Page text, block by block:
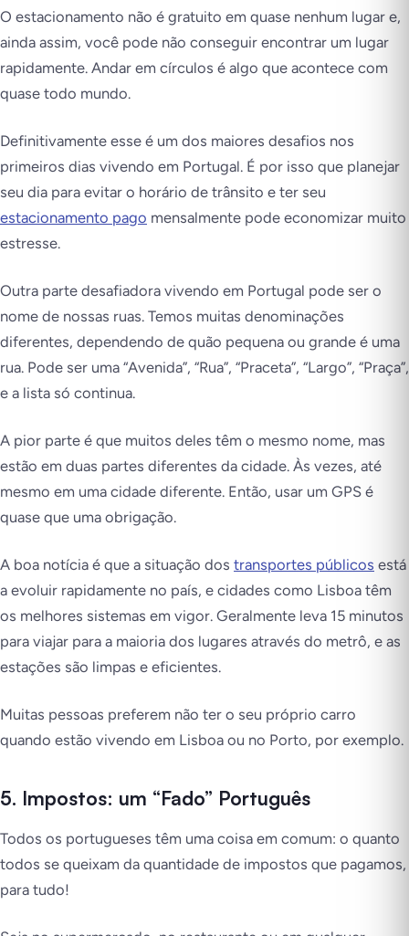
O estacionamento não é gratuito em quase nenhum lugar e,
ainda assim, você pode não conseguir encontrar um lugar
rapidamente. Andar em círculos é algo que acontece com
quase todo mundo.
Definitivamente esse é um dos maiores desafios nos
primeiros dias vivendo em Portugal. É por isso que planejar
seu dia para evitar o horário de trânsito e ter seu
estacionamento pago mensalmente pode economizar muito
estresse.
Outra parte desafiadora vivendo em Portugal pode ser o
nome de nossas ruas. Temos muitas denominações
diferentes, dependendo de quão pequena ou grande é uma
rua. Pode ser uma “Avenida”, “Rua”, “Praceta”, “Largo”, “Praça”,
e a lista só continua.
A pior parte é que muitos deles têm o mesmo nome, mas
estão em duas partes diferentes da cidade. Às vezes, até
mesmo em uma cidade diferente. Então, usar um GPS é
quase que uma obrigação.
A boa notícia é que a situação dos transportes públicos está
a evoluir rapidamente no país, e cidades como Lisboa têm
os melhores sistemas em vigor. Geralmente leva 15 minutos
para viajar para a maioria dos lugares através do metrô, e as
estações são limpas e eficientes.
Muitas pessoas preferem não ter o seu próprio carro
quando estão vivendo em Lisboa ou no Porto, por exemplo.
5. Impostos: um “Fado” Português
Todos os portugueses têm uma coisa em comum: o quanto
todos se queixam da quantidade de impostos que pagamos,
para tudo!